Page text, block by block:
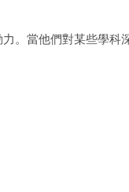
。當他們對某些學科